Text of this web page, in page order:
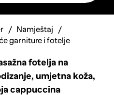
Namještaj
garniture i fotelje
fotelja na
umjetna koža,
cappuccina